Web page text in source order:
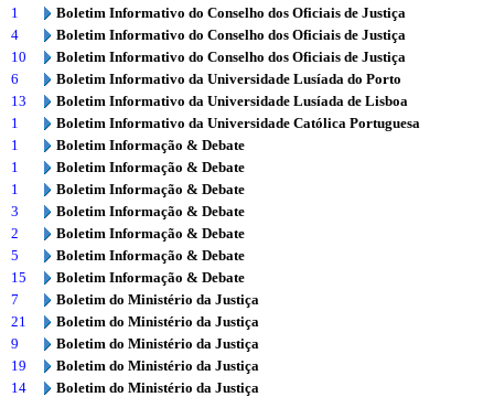
1
Boletim Informativo do Conselho dos Oficiais de Justiça
4
Boletim Informativo do Conselho dos Oficiais de Justiça
10
Boletim Informativo do Conselho dos Oficiais de Justiça
6
Boletim Informativo da Universidade Lusíada do Porto
13
Boletim Informativo da Universidade Lusíada de Lisboa
1
Boletim Informativo da Universidade Católica Portuguesa
1
Boletim Informação & Debate
1
Boletim Informação & Debate
1
Boletim Informação & Debate
3
Boletim Informação & Debate
2
Boletim Informação & Debate
5
Boletim Informação & Debate
15
Boletim Informação & Debate
7
Boletim do Ministério da Justiça
21
Boletim do Ministério da Justiça
9
Boletim do Ministério da Justiça
19
Boletim do Ministério da Justiça
14
Boletim do Ministério da Justiça